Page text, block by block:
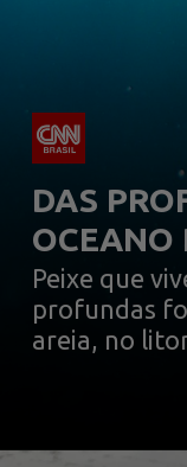
DAS
OCEANO
Peixe que
profundas
areia, no